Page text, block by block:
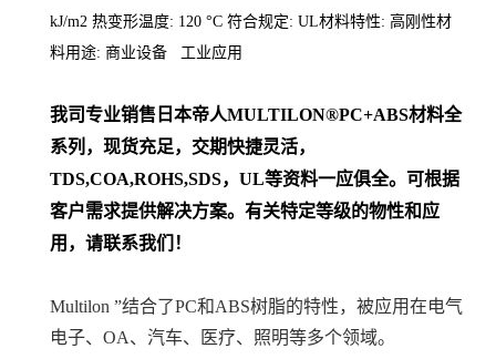
kJ/m2 热变形温度: 120 °C 符合规定: UL材料特性: 高刚性材
料用途: 商业设备 工业应用
我司专业销售日本帝人MULTILON®PC+ABS材料全
系列 ，现货充足，交期快捷灵活，
TDS,COA,ROHS,SDS，UL等资料一应俱全。可根据
客户需求提供解决方案。 有关特定等级的物性和应
用，请联系我们！
Multilon ”结合了PC和ABS树脂的特性，被应用在电气
电子、OA、汽车、医疗、照明等多个领域。